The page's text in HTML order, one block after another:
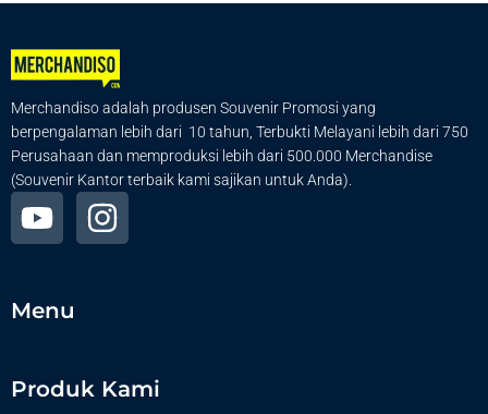
Merchandiso adalah produsen Souvenir Promosi yang
berpengalaman lebih dari 10 tahun, Terbukti Melayani lebih dari 750
Perusahaan dan memproduksi lebih dari 500.000 Merchandise
(Souvenir Kantor terbaik kami sajikan untuk Anda).
Menu
Produk Kami